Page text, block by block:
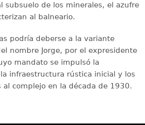
subsuelo de los minerales, el azufre
al balneario.
podría deberse a la variante
nombre Jorge, por el expresidente
mandato se impulsó la
infraestructura rústica inicial y los
al complejo en la década de 1930.